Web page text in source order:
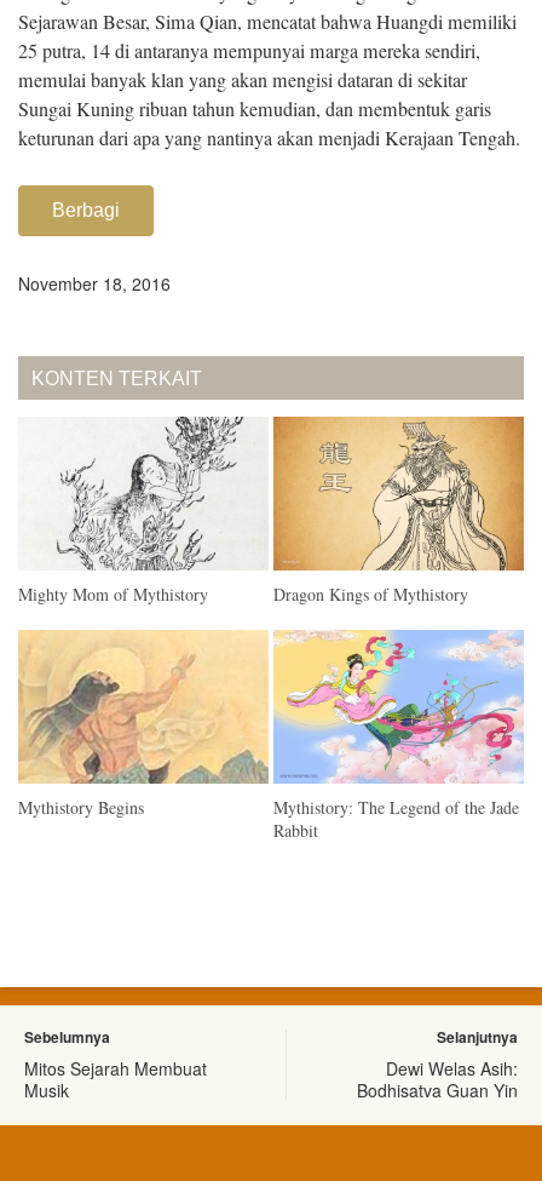
Sejarawan Besar, Sima Qian, mencatat bahwa Huangdi memiliki
25 putra, 14 di antaranya mempunyai marga mereka sendiri,
memulai banyak klan yang akan mengisi dataran di sekitar
Sungai Kuning ribuan tahun kemudian, dan membentuk garis
keturunan dari apa yang nantinya akan menjadi Kerajaan Tengah.
Berbagi
November 18, 2016
KONTEN TERKAIT
Mighty Mom of Mythistory Dragon Kings of Mythistory
Mythistory Begins
Mythistory: The Legend of the Jade
Rabbit
Sebelumnya
Mitos Sejarah Membuat
Musik
Selanjutnya
Dewi Welas Asih:
Bodhisatva Guan Yin